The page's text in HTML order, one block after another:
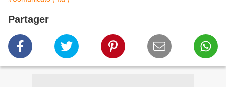
Partager